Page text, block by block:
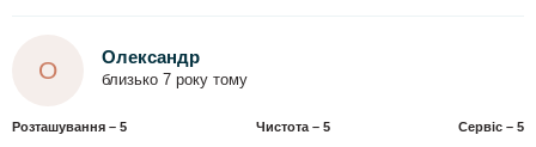
О Олександр
близько 7 року тому
Розташування – 5 Чистота – 5 Сервіс – 5